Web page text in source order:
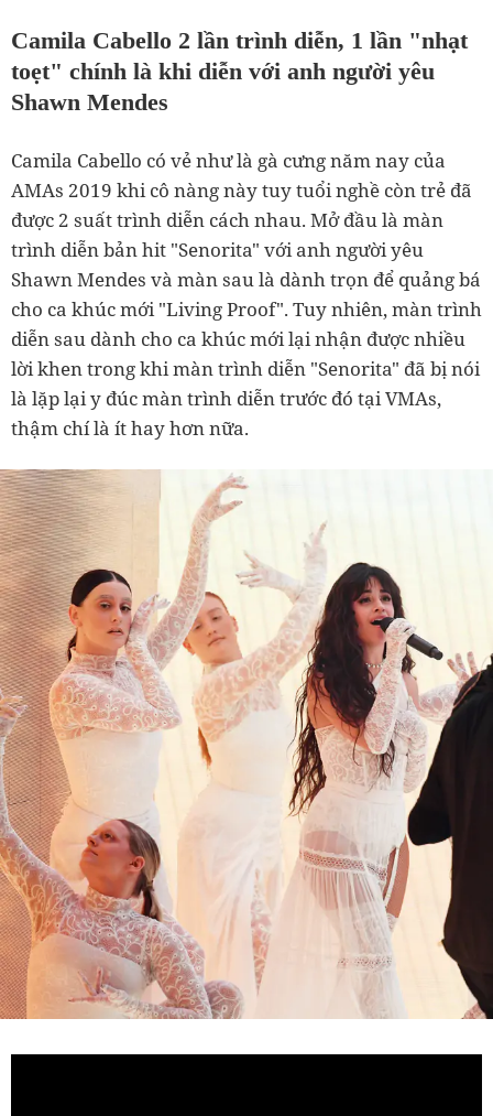
Camila Cabello 2 lần trình diễn, 1 lần "nhạt
toẹt" chính là khi diễn với anh người yêu
Shawn Mendes
Camila Cabello có vẻ như là gà cưng năm nay của
AMAs 2019 khi cô nàng này tuy tuổi nghề còn trẻ đã
được 2 suất trình diễn cách nhau. Mở đầu là màn
trình diễn bản hit "Senorita" với anh người yêu
Shawn Mendes và màn sau là dành trọn để quảng bá
cho ca khúc mới "Living Proof". Tuy nhiên, màn trình
diễn sau dành cho ca khúc mới lại nhận được nhiều
lời khen trong khi màn trình diễn "Senorita" đã bị nói
là lặp lại y đúc màn trình diễn trước đó tại VMAs,
thậm chí là ít hay hơn nữa.